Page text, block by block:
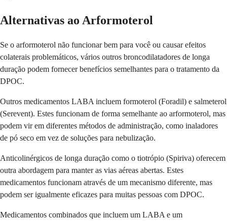
Alternativas ao Arformoterol
Se o arformoterol não funcionar bem para você ou causar efeitos
colaterais problemáticos, vários outros broncodilatadores de longa
duração podem fornecer benefícios semelhantes para o tratamento da
DPOC.
Outros medicamentos LABA incluem formoterol (Foradil) e salmeterol
(Serevent). Estes funcionam de forma semelhante ao arformoterol, mas
podem vir em diferentes métodos de administração, como inaladores
de pó seco em vez de soluções para nebulização.
Anticolinérgicos de longa duração como o tiotrópio (Spiriva) oferecem
outra abordagem para manter as vias aéreas abertas. Estes
medicamentos funcionam através de um mecanismo diferente, mas
podem ser igualmente eficazes para muitas pessoas com DPOC.
Medicamentos combinados que incluem um LABA e um